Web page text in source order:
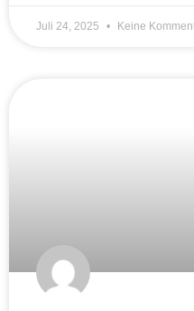
Juli 24, 2025 Keine